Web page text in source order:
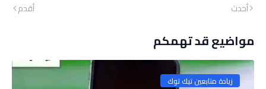
أحدث
أقدم
مواضيع قد تهمكم
زيادة متابعين تيك توك